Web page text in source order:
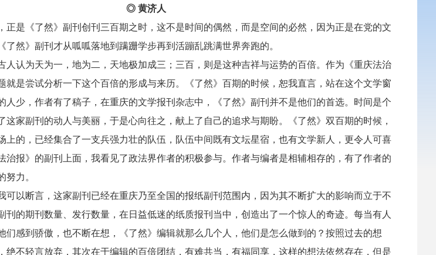
◎ 黄济人
是《了然》副刊创刊三百期之时，这不是时间的偶然，而是空间的必然，因为正是在党的文
了然》副刊才从呱呱落地到蹒跚学步再到活蹦乱跳满世界奔跑的。
认为天为一，地为二，天地极加成三；三百，则是这种吉祥与运势的百倍。作为《重庆法治
就是尝试分析一下这个百倍的形成与来历。《了然》百期的时候，恕我直言，站在这个文学窗
人少，作者有了稿子，在重庆的文学报刊杂志中，《了然》副刊并不是他们的首选。时间是个
这家副刊的动人与美丽，于是心向往之，献上了自己的追求与期盼。《了然》双百期的时候，
上的，已经集合了一支兵强力壮的队伍，队伍中间既有文坛星宿，也有文学新人，更令人可喜
治报》的副刊上面，我看见了政法界作者的积极参与。作者与编者是相辅相存的，有了作者的
努力。
以断言，这家副刊已经在重庆乃至全国的报纸副刊范围内，因为其不断扩大的影响而立于不
刊的期刊数量、发行数量，在日益低迷的纸质报刊当中，创造出了一个惊人的奇迹。每当有人
们感到骄傲，也不断在想，《了然》编辑就那么几个人，他们是怎么做到的？按照过去的想
绝不轻言放弃，其次在于编辑的百倍团结，有难共当，有福同享，这样的想法依然存在，但是